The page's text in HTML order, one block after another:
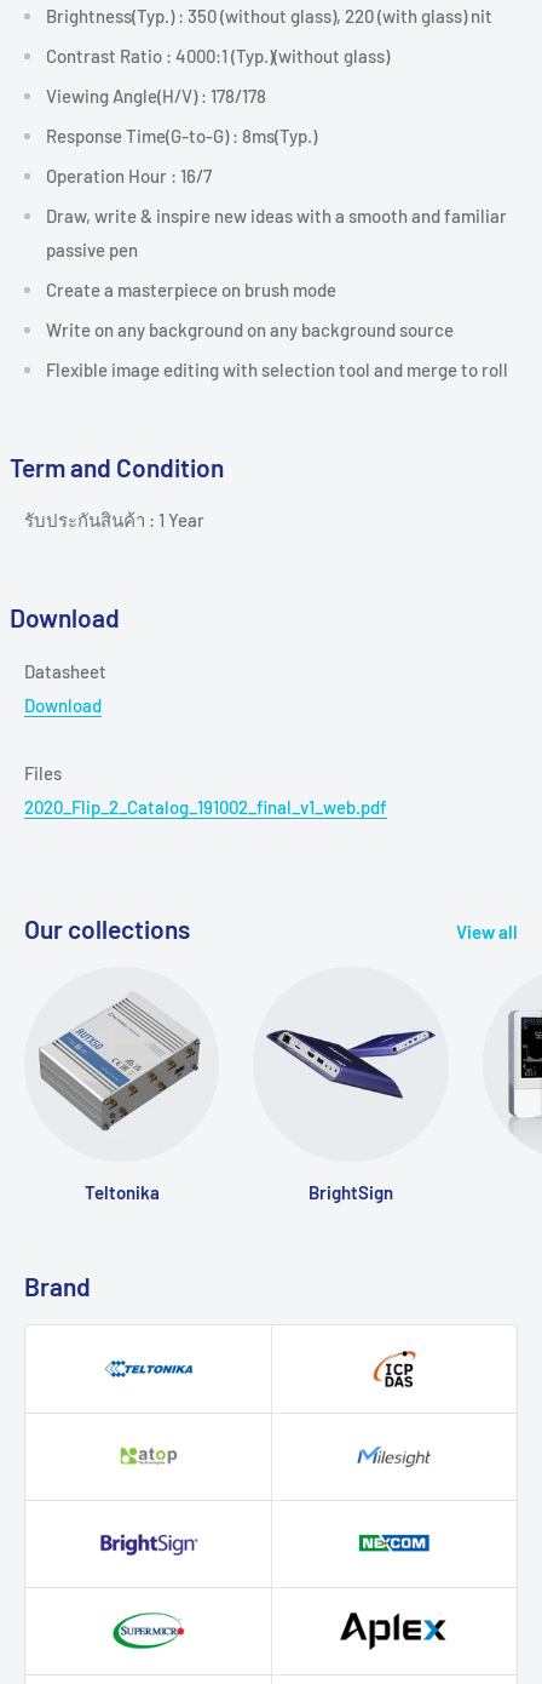
Brightness(Typ.) : 350 (without glass), 220 (with glass) nit
Contrast Ratio : 4000:1 (Typ.)(without glass)
Viewing Angle(H/V) : 178/178
Response Time(G-to-G) : 8ms(Typ.)
Operation Hour : 16/7
Draw, write & inspire new ideas with a smooth and familiar
passive pen
Create a masterpiece on brush mode
Write on any background on any background source
Flexible image editing with selection tool and merge to roll
Term and Condition
รับประกันสินค้า : 1 Year
Download
Datasheet
Download
Files
2020_Flip_2_Catalog_191002_final_v1_web.pdf
Our collections View all
Teltonika BrightSign
Brand